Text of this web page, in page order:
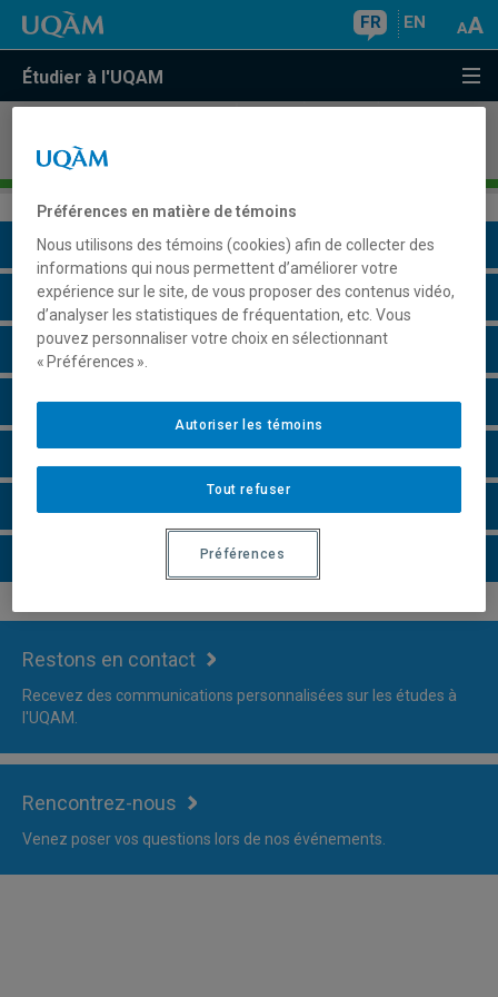
FR EN
Étudier à l'UQAM
perfectionnement en
Présentation du programme
Conditions d'admission
Cours à suivre et horaires
Grille de cheminement
Remarques et règlements
Faire une demande d'admission
Restons en contact
Recevez des communications personnalisées sur les études à
l'UQAM.
Rencontrez-nous
Venez poser vos questions lors de nos événements.
Préférences en matière de témoins
Nous utilisons des témoins (cookies) afin de collecter des
informations qui nous permettent d’améliorer votre
expérience sur le site, de vous proposer des contenus vidéo,
d’analyser les statistiques de fréquentation, etc. Vous
pouvez personnaliser votre choix en sélectionnant
« Préférences ».
Tout refuser
Autoriser les témoins
Préférences